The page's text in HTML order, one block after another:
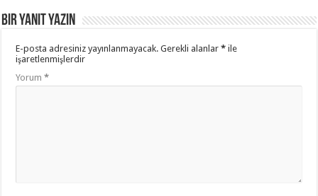
Bir yanıt yazın
E-posta adresiniz yayınlanmayacak. Gerekli alanlar* ile
işaretlenmişlerdir
Yorum*